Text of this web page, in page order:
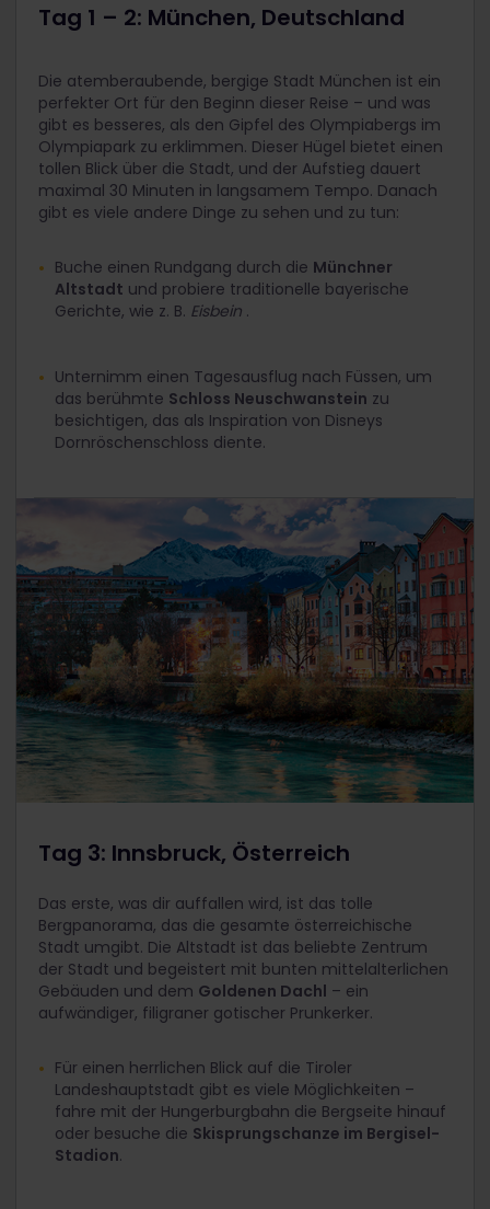
Tag 1 – 2: München, Deutschland
Die atemberaubende, bergige Stadt München ist ein
perfekter Ort für den Beginn dieser Reise – und was
gibt es besseres, als den Gipfel des Olympiabergs im
Olympiapark zu erklimmen. Dieser Hügel bietet einen
tollen Blick über die Stadt, und der Aufstieg dauert
maximal 30 Minuten in langsamem Tempo. Danach
gibt es viele andere Dinge zu sehen und zu tun:
Buche einen Rundgang durch die Münchner
Altstadt und probiere traditionelle bayerische
Gerichte, wie z. B. Eisbein .
Unternimm einen Tagesausflug nach Füssen, um
das berühmte Schloss Neuschwanstein zu
besichtigen, das als Inspiration von Disneys
Dornröschenschloss diente.
Tag 3: Innsbruck, Österreich
Das erste, was dir auffallen wird, ist das tolle
Bergpanorama, das die gesamte österreichische
Stadt umgibt. Die Altstadt ist das beliebte Zentrum
der Stadt und begeistert mit bunten mittelalterlichen
Gebäuden und dem Goldenen Dachl – ein
aufwändiger, filigraner gotischer Prunkerker.
Für einen herrlichen Blick auf die Tiroler
Landeshauptstadt gibt es viele Möglichkeiten –
fahre mit der Hungerburgbahn die Bergseite hinauf
oder besuche die Skisprungschanze im Bergisel-
Stadion.